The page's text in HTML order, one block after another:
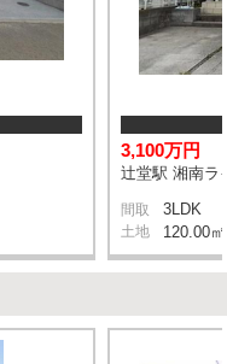
3,100万円
辻堂駅 湘南ラ
間取 3LDK
土地 120.00㎡